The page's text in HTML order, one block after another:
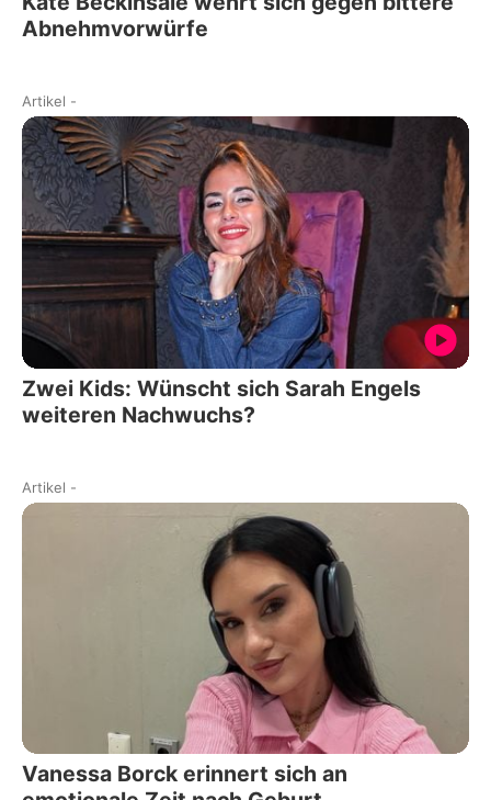
Abnehmvorwürfe
Artikel -
Zwei Kids: Wünscht sich Sarah Engels
weiteren Nachwuchs?
Artikel -
Vanessa Borck erinnert sich an